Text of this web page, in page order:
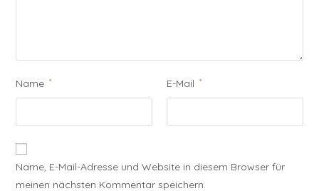
Name * E-Mail *
Name, E-Mail-Adresse und Website in diesem Browser für
meinen nächsten Kommentar speichern.